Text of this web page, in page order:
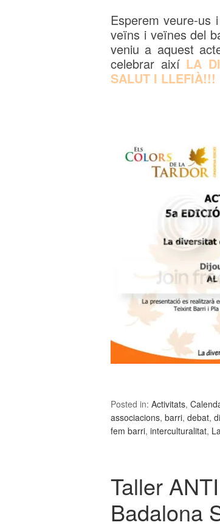
Esperem veure-us
veïns i veïnes del
veniu a aquest
celebrar així LA
SALUT I LLEFIÀ!!!
Posted in: Activitats,
associacions, barri, debat,
fem barri, interculturalitat,
Taller
Badalona